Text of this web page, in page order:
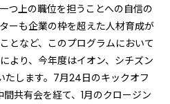
つ上の職位を担うことへの自信の
ーも企業の枠を超えた人材育成が
となど、このプログラムにおいて
より、今年度はイオン、シチズン
たします。7月24日のキックオフ
共有会を経て、1月のクロージン